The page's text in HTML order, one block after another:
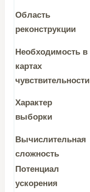
Область
реконструкции
Необходимость в
картах
чувствительности
Характер
выборки
Вычислительная
сложность
Потенциал
ускорения